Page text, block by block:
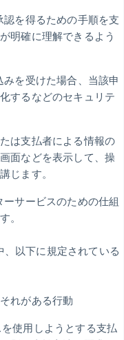
を得るための手順を支
明確に理解できるよう
を受けた場合、当該申
するなどのセキュリテ
は支払者による情報の
面などを表示して、操
じます。
サービスのための仕組
。
以下に規定されている
れがある行動
使用しようとする支払